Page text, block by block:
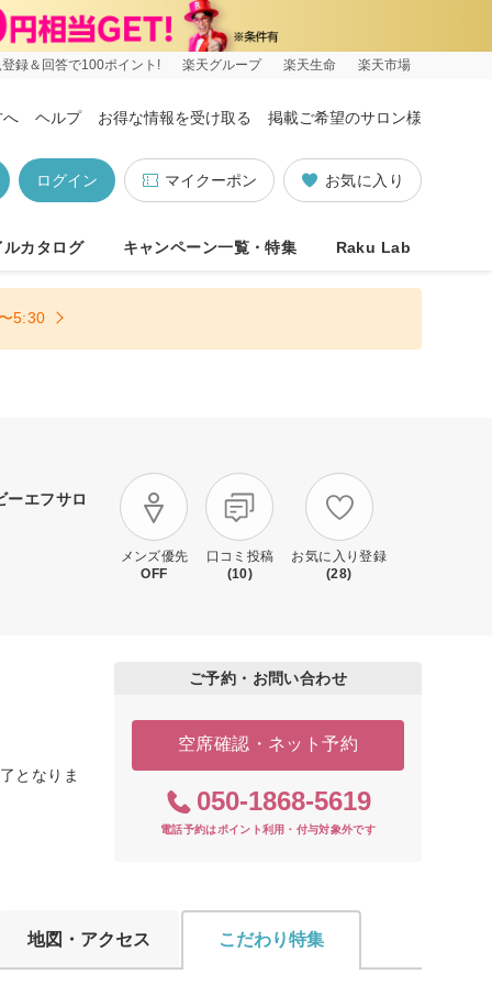
録＆回答で100ポイント! 楽天グループ 楽天生命 楽天市場
へ ヘルプ お得な情報を受け取る 掲載ご希望のサロン様
お気に入り
マイクーポン
ログイン
ルカタログ キャンペーン一覧・特集 Raku Lab
5:30
ーエフサロ
メンズ優先
OFF
口コミ投稿
(10)
お気に入り登録
(28)
となりま
ご予約・お問い合わせ
空席確認・ネット予約
050-1868-5619
電話予約はポイント利用・付与対象外です
地図・アクセス こだわり特集